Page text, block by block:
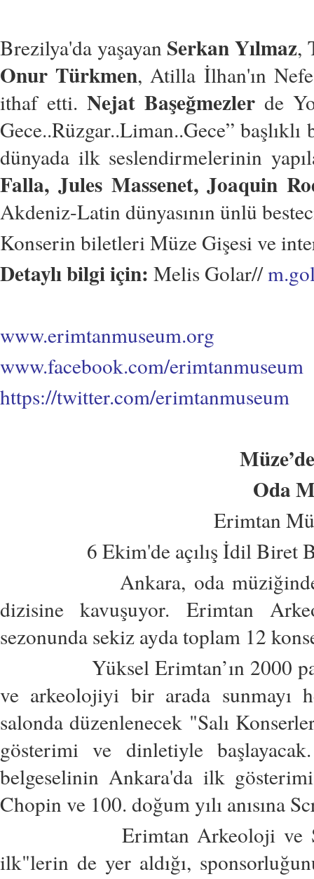
Brezilya'da yaşayan Serkan Yılmaz,
Onur Türkmen, Atilla İlhan'ın
ithaf etti. Nejat Başeğmezler de
Gece..Rüzgar..Liman..Gece”
dünyada ilk seslendirmelerinin
Falla, Jules Massenet, Joaquin
Akdeniz-Latin dünyasının ünlü
Konserin biletleri Müze Gişesi ve
Detaylı bilgi için: Melis Golar//
www.erimtanmuseum.org
www.facebook.com/erimtanmuseum
https://twitter.com/erimtanmuseum
Oda
Erimtan
6 Ekim'de açılış İdil Biret
Ankara, oda müziğinde
dizisine kavuşuyor. Erimtan
sezonunda sekiz ayda toplam 12
Yüksel Erimtan’ın 2000
ve arkeolojiyi bir arada sunmayı
salonda düzenlenecek "Salı
gösterimi ve dinletiyle
belgeselinin Ankara'da ilk
Chopin ve 100. doğum yılı anısına
Erimtan Arkeoloji ve Sanat
ilk"lerin de yer aldığı,